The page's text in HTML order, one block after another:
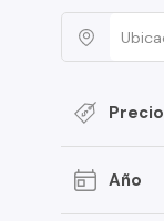
Precio
Año